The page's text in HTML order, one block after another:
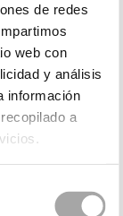
de redes
web con
y análisis
información
a